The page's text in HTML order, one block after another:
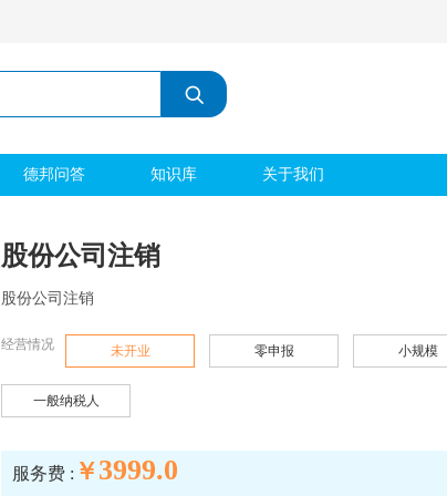
德邦问答 知识库 关于我们
股份公司注销
股份公司注销
经营情况 未开业 零申报 小规模
一般纳税人
服务费 : ￥3999.0